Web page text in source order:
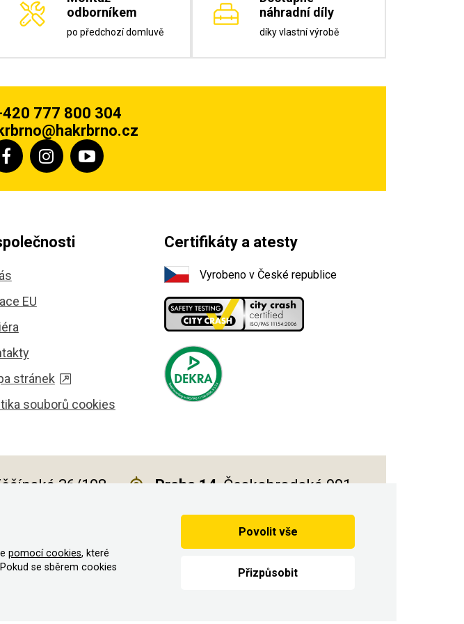
odborníkem
po předchozí domluvě
náhradní díly
díky vlastní výrobě
777 800 304
EU
stránek
souborů cookies
Certifikáty a atesty
Vyrobeno v České republice
36/108 Praha 14, Českobrodská 901
pomocí cookies, které
se sběrem cookies
Přizpůsobit
Povolit vše